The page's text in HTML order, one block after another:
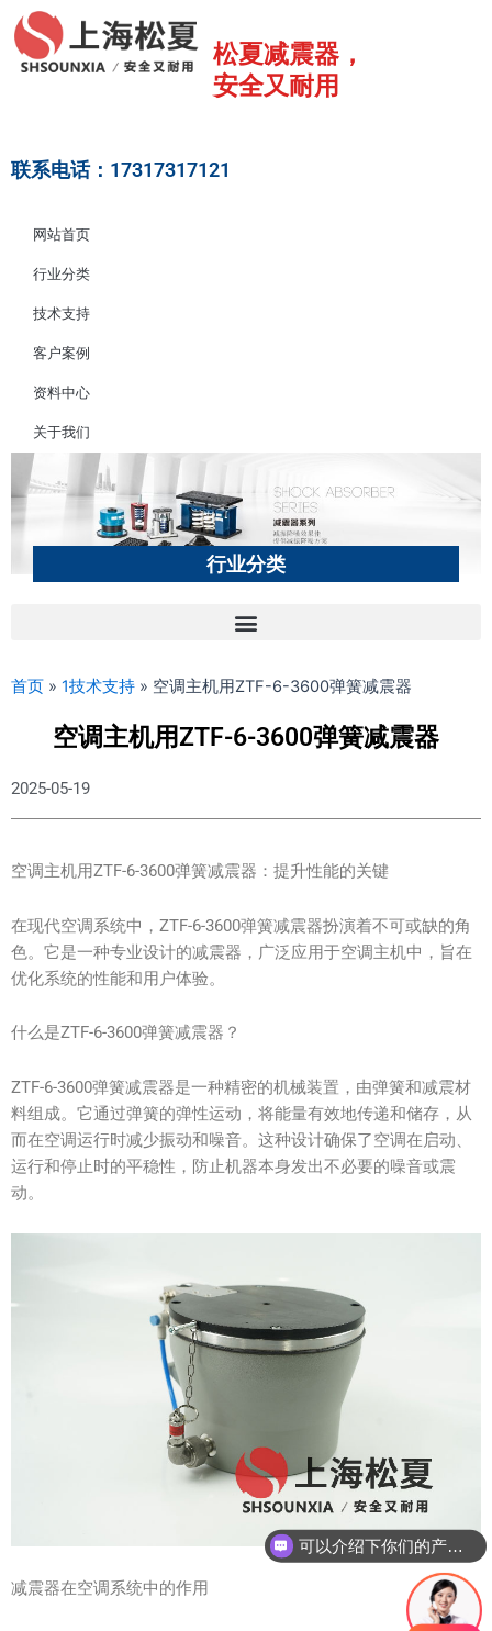
至
松夏减震器，
安全又耐用
联系电话：17317317121
网站首页
行业分类
技术支持
客户案例
资料中心
关于我们
行业分类
首页 » 1技术支持 » 空调主机用ZTF-6-3600弹簧减震器
空调主机用ZTF-6-3600弹簧减震器
2025-05-19
空调主机用ZTF-6-3600弹簧减震器：提升性能的关键
在现代空调系统中，ZTF-6-3600弹簧减震器扮演着不可或缺的角
色。它是一种专业设计的减震器，广泛应用于空调主机中，旨在
优化系统的性能和用户体验。
什么是ZTF-6-3600弹簧减震器？
ZTF-6-3600弹簧减震器是一种精密的机械装置，由弹簧和减震材
料组成。它通过弹簧的弹性运动，将能量有效地传递和储存，从
而在空调运行时减少振动和噪音。这种设计确保了空调在启动、
运行和停止时的平稳性，防止机器本身发出不必要的噪音或震
动。
减震器在空调系统中的作用
可以介绍下你们的产品么？
你们是怎么收费的呢？